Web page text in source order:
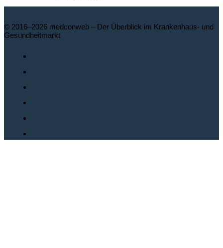
© 2016–2026 medconweb – Der Überblick im Krankenhaus- und
Gesundheitmarkt